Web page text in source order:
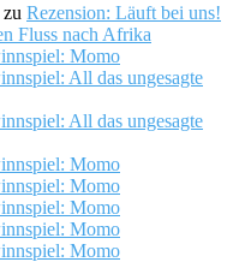
zu Rezension: Läuft bei uns!
Fluss nach Afrika
Momo
All das ungesagte
All das ungesagte
Momo
Momo
Momo
Momo
Momo